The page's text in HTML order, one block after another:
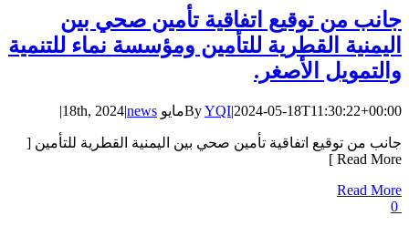
جانب من توقيع اتفاقية تأمين صحي بين
اليمنية القطرية للتأمين ومؤسسة نماء للتنمية
والتمويل الأصغر.
ByYQI|2024-05-18T11:30:22+00:00 مايو 18th, 2024 |news
|
جانب من توقيع اتفاقية تأمين صحي بين اليمنية القطرية للتأمين [
Read More ]
Read More